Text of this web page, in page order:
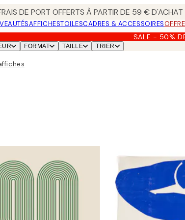
DE PORT OFFERTS À PARTIR DE 59 €
AFFICHESTOILESCADRES & ACCESSOIRES
SALE - 50%
FORMAT TAILLE TRIER